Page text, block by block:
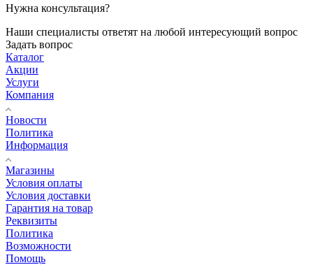
Нужна консультация?
Наши специалисты ответят на любой интересующий вопрос
Задать вопрос
Каталог
Акции
Услуги
Компания
Новости
Политика
Информация
Магазины
Условия оплаты
Условия доставки
Гарантия на товар
Реквизиты
Политика
Возможности
Помощь